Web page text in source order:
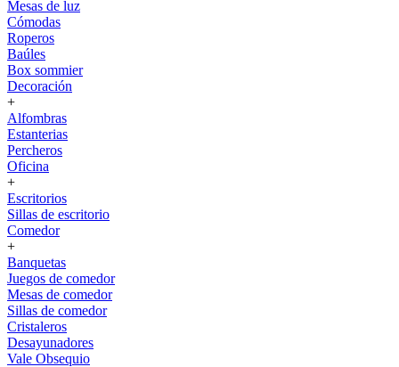
Mesas de luz
Cómodas
Roperos
Baúles
Box sommier
Decoración
+
Alfombras
Estanterias
Percheros
Oficina
+
Escritorios
Sillas de escritorio
Comedor
+
Banquetas
Juegos de comedor
Mesas de comedor
Sillas de comedor
Cristaleros
Desayunadores
Vale Obsequio